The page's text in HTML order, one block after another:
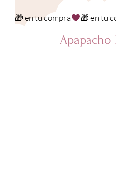
🎁 en tu compra
Apapacho